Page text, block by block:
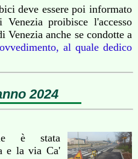
deve essere poi informato
proibisce l'accesso
anche se condotte a
al quale dedico
2024
è stata
e la via Ca'